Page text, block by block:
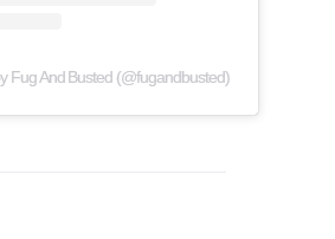
Fug And Busted (@fugandbusted)